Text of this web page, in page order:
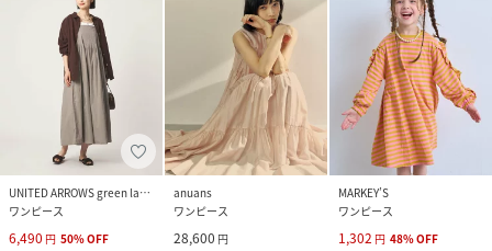
UNITED ARROWS green label relaxing
ワンピース
6,490 円 50%OFF
anuans
ワンピース
28,600 円
MARKEY’S
ワンピース
1,302 円 48%OFF